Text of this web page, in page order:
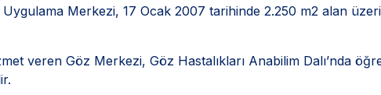
Uygulama Merkezi, 17 Ocak 2007 tarihinde 2.250 m2 alan
veren Göz Merkezi, Göz Hastalıkları Anabilim Dalı’nda